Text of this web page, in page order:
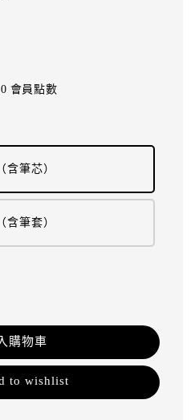
會員點數
含筆芯）
含筆套）
購物車
to wishlist